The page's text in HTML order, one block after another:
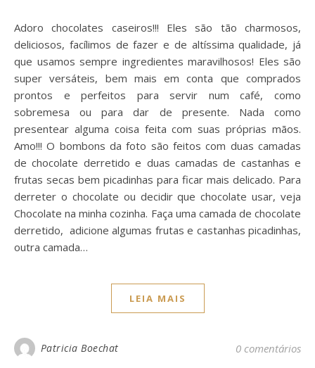
Adoro chocolates caseiros!!! Eles são tão charmosos,
deliciosos, facílimos de fazer e de altíssima qualidade, já
que usamos sempre ingredientes maravilhosos! Eles são
super versáteis, bem mais em conta que comprados
prontos e perfeitos para servir num café, como
sobremesa ou para dar de presente. Nada como
presentear alguma coisa feita com suas próprias mãos.
Amo!!! O bombons da foto são feitos com duas camadas
de chocolate derretido e duas camadas de castanhas e
frutas secas bem picadinhas para ficar mais delicado. Para
derreter o chocolate ou decidir que chocolate usar, veja
Chocolate na minha cozinha. Faça uma camada de chocolate
derretido, adicione algumas frutas e castanhas picadinhas,
outra camada…
LEIA MAIS
Patricia Boechat 0 comentários